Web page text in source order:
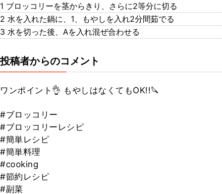
1 ブロッコリーを茎からきり、さらに2等分に切る
2 水を入れた鍋に、1、もやしを入れ2分間茹でる
3 水を切った後、Aを入れ混ぜ合わせる
投稿者からのコメント
ワンポイント👌 もやしはなくてもOK!!🔪
#ブロッコリー
#ブロッコリーレシピ
#簡単レシピ
#簡単料理
#cooking
#節約レシピ
#副菜